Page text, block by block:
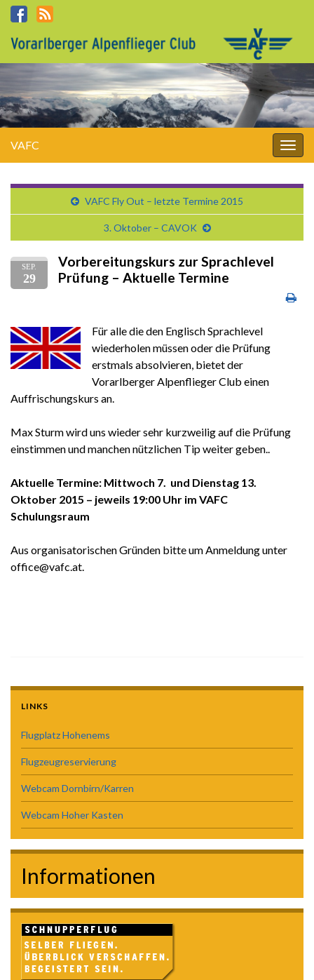
VAFC
VAFC Fly Out – letzte Termine 2015
3. Oktober – CAVOK
SEP.
29
Vorbereitungskurs zur Sprachlevel
Prüfung – Aktuelle Termine
Für alle die den Englisch Sprachlevel
wiederholen müssen oder die Prüfung
erstmals absolvieren, bietet der
Vorarlberger Alpenflieger Club einen
Auffrischungskurs an.
Max Sturm wird uns wieder sehr kurzweilig auf die Prüfung
einstimmen und manchen nützlichen Tip weiter geben..
Aktuelle Termine: Mittwoch 7. und Dienstag 13.
Oktober 2015 – jeweils 19:00 Uhr im VAFC
Schulungsraum
Aus organisatorischen Gründen bitte um Anmeldung unter
office@vafc.at.
LINKS
Flugplatz Hohenems
Flugzeugreservierung
Webcam Dornbirn/Karren
Webcam Hoher Kasten
Informationen